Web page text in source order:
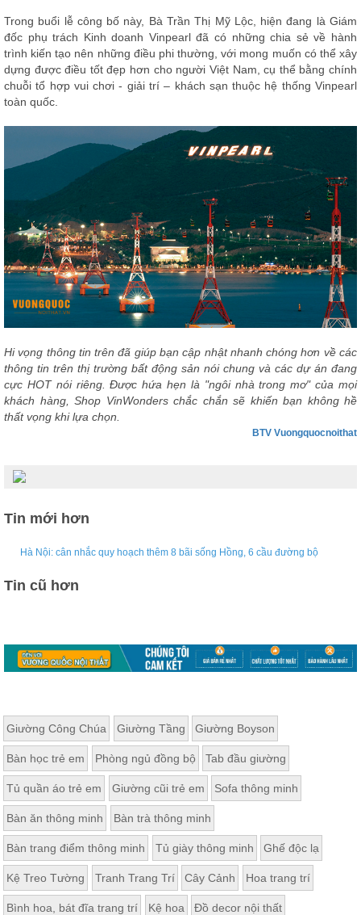
Hàng
Nội
Thất
Nhà
Hàng
Trong buổi lễ công bố này, Bà Trần Thị Mỹ Lộc, hiện đang là Giám
đốc phụ trách Kinh doanh Vinpearl đã có những chia sẻ về hành
trình kiến tạo nên những điều phi thường, với mong muốn có thể xây
dựng được điều tốt đẹp hơn cho người Việt Nam, cụ thể bằng chính
chuỗi tổ hợp vui chơi - giải trí – khách sạn thuộc hệ thống Vinpearl
toàn quốc.
Hi vọng thông tin trên đã giúp bạn cập nhật nhanh chóng hơn về các
thông tin trên thị trường bất động sản nói chung và các dự án đang
cực HOT nói riêng. Được hứa hẹn là "ngôi nhà trong mơ" của mọi
khách hàng, Shop VinWonders chắc chắn sẽ khiến bạn không hề
thất vọng khi lựa chọn.
BTV Vuongquocnoithat
Tin mới hơn
Hà Nội: cân nhắc quy hoạch thêm 8 bãi sống Hồng, 6 cầu đường bộ
Tin cũ hơn
Giường Công Chúa Giường Tầng Giường Boyson
Bàn học trẻ em Phòng ngủ đồng bộ Tab đầu giường
Tủ quần áo trẻ em Giường cũi trẻ em Sofa thông minh
Bàn ăn thông minh Bàn trà thông minh
Bàn trang điểm thông minh Tủ giày thông minh Ghế độc lạ
Kệ Treo Tường Tranh Trang Trí Cây Cảnh Hoa trang trí
Bình hoa, bát đĩa trang trí Kệ hoa Đồ decor nội thất